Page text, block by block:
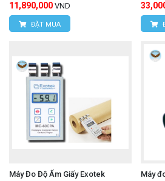
11,890,000 VND
ĐẶT MUA
Máy Đo Độ Ẩm Giấy Exotek
Máy